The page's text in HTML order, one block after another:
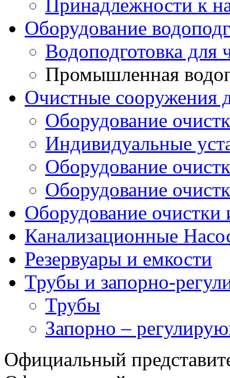
Принадлежности к
Оборудование
Водоподготовка для
Промышленная
Очистные сооружения
Оборудование
Индивидуальные
Оборудование
Оборудование
Оборудование очистки
Канализационные
Резервуары и емкости
Трубы и запорно-
Трубы
Запорно –
Официальный